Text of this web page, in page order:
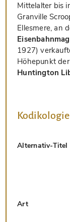
Mittelalter bis
Granville
Ellesmere, an
1927)
Höhepunkt
Huntington
Kodikologie
Alternativ-Titel
Art